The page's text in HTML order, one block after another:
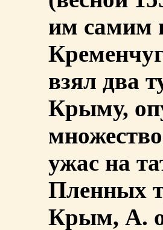
им самим
взял два
Крыму,
ужас на
Пленных
Крым, А.